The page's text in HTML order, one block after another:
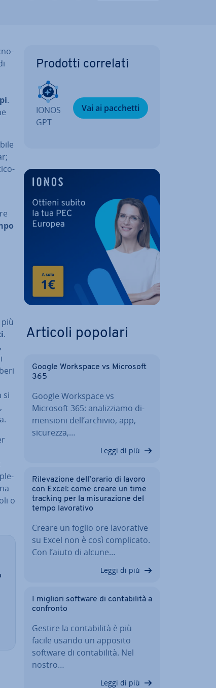
.
.
si
o
Prodotti correlati
IONOS
GPT
Vai ai pacchetti
Articoli popolari
Google Workspace vs Microsoft
365
Google Workspace vs
Microsoft 365: ana­liz­zia­mo di­
men­sio­ni dell’archivio, app,
sicurezza,…
Leggi di più
Ri­le­va­zio­ne dell’orario di lavoro
con Excel: come creare un time
tracking per la mi­su­ra­zio­ne del
tempo la­vo­ra­ti­vo
Creare un foglio ore la­vo­ra­ti­ve
su Excel non è così com­pli­ca­to.
Con l’aiuto di alcune…
Leggi di più
I migliori software di con­ta­bi­li­tà a
confronto
Gestire la con­ta­bi­li­tà è più
facile usando un apposito
software di con­ta­bi­li­tà. Nel
nostro…
Leggi di più